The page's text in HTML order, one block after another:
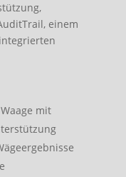
einem
mit